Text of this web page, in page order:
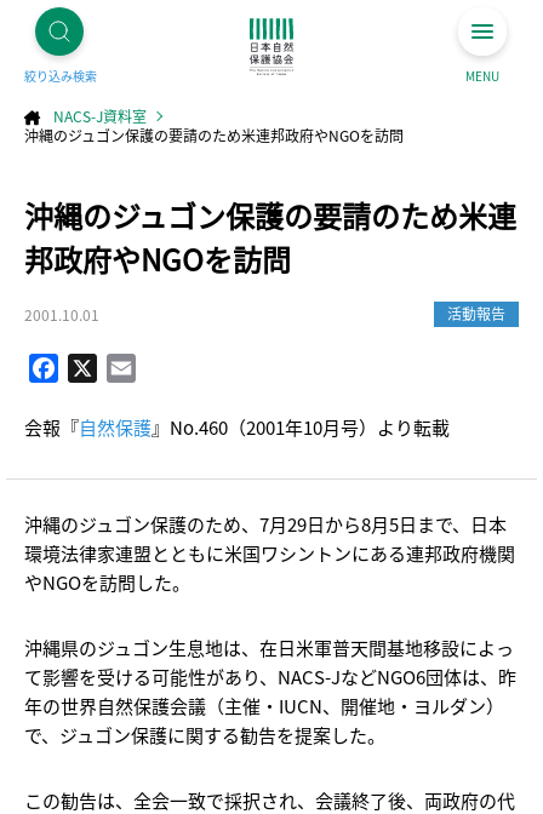
絞り込み検索 MENU
NACS-J資料室
沖縄のジュゴン保護の要請のため米連邦政府やNGOを訪問
沖縄のジュゴン保護の要請のため米連
邦政府やNGOを訪問
2001.10.01 活動報告
Facebook
会報『自然保護』No.460（2001年10月号）より転載
沖縄のジュゴン保護のため、7月29日から8月5日まで、日本
環境法律家連盟とともに米国ワシントンにある連邦政府機関
やNGOを訪問した。
沖縄県のジュゴン生息地は、在日米軍普天間基地移設によっ
て影響を受ける可能性があり、NACS-JなどNGO6団体は、昨
年の世界自然保護会議（主催・IUCN、開催地・ヨルダン）
で、ジュゴン保護に関する勧告を提案した。
この勧告は、全会一致で採択され、会議終了後、両政府の代